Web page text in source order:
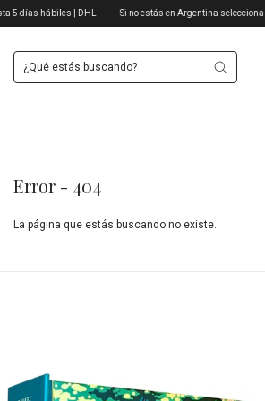
| DHL Si no estás en Argentina selecciona tu país
Error - 404
La página que estás buscando no existe.